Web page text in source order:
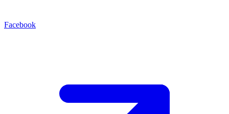
Facebook